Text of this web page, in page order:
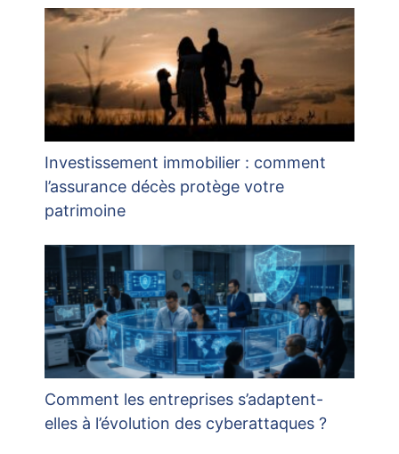
Investissement immobilier : comment
l’assurance décès protège votre
patrimoine
Comment les entreprises s’adaptent-
elles à l’évolution des cyberattaques ?